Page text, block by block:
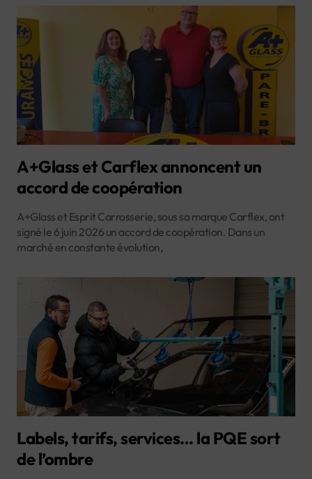
A+Glass et Carflex annoncent un
accord de coopération
A+Glass et Esprit Carrosserie, sous sa marque Carflex, ont
signé le 6 juin 2026 un accord de coopération. Dans un
marché en constante évolution,
Labels, tarifs, services… la PQE sort
de l’ombre